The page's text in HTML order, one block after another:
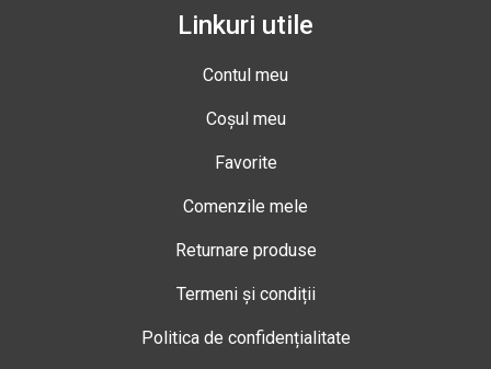
Linkuri utile
Contul meu
Coșul meu
Favorite
Comenzile mele
Returnare produse
Termeni și condiții
Politica de confidențialitate